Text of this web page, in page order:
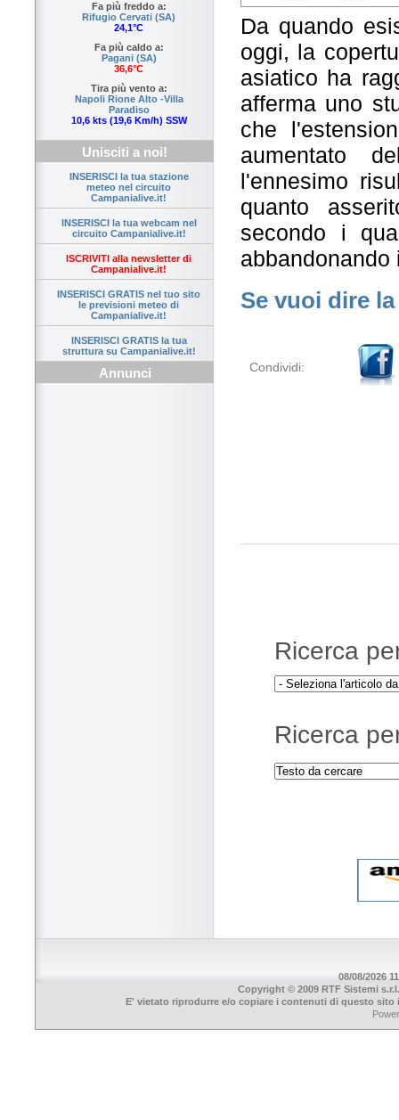
Fa più freddo a:
Rifugio Cervati (SA)
24,1°C
Fa più caldo a:
Pagani (SA)
36,6°C
Tira più vento a:
Napoli Rione Alto -Villa
Paradiso
10,6 kts (19,6 Km/h) SSW
Unisciti a noi!
INSERISCI la tua stazione
meteo nel circuito
Campanialive.it!
INSERISCI la tua webcam nel
circuito Campanialive.it!
ISCRIVITI alla newsletter di
Campanialive.it!
INSERISCI GRATIS nel tuo sito
le previsioni meteo di
Campanialive.it!
INSERISCI GRATIS la tua
struttura su Campanialive.it!
Annunci
Da quando
oggi, la
asiatico ha
afferma uno
che
aumentato
l'ennesimo
quanto
secondo i
abbandonando
Se vuoi dire
Condividi:
Ricerca
Ricerca
08/08/2026
Copyright © 2009 RTF Sistemi
E' vietato riprodurre e/o copiare i contenuti di questo